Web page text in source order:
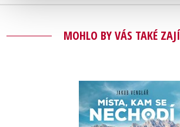
MOHLO BY VÁS TAKÉ
Místa, kam se
nechodí
Jakub Venglář